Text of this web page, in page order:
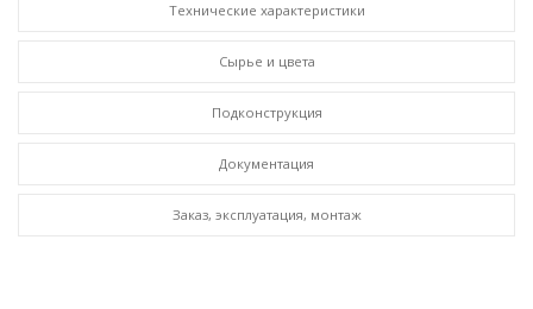
Технические характеристики
Сырье и цвета
Подконструкция
Документация
Заказ, эксплуатация, монтаж